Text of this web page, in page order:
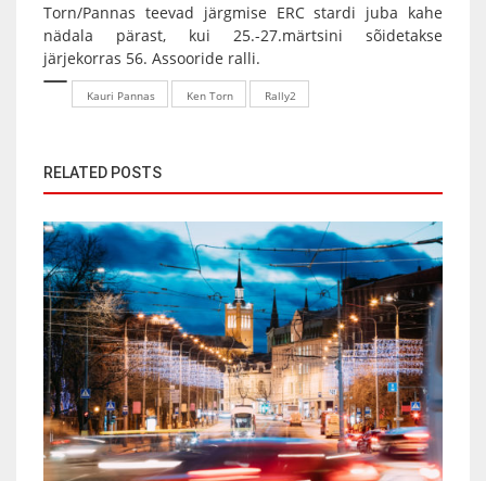
Torn/Pannas teevad järgmise ERC stardi juba kahe
nädala pärast, kui 25.-27.märtsini sõidetakse
järjekorras 56. Assooride ralli.
Kauri Pannas Ken Torn Rally2
RELATED POSTS